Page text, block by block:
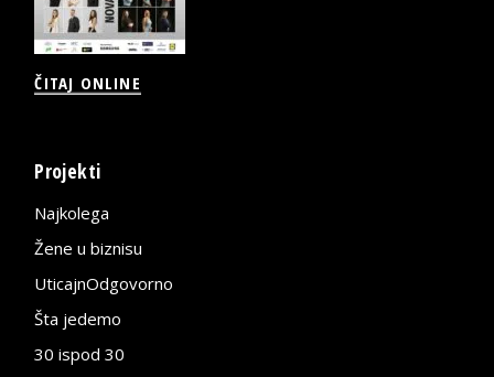
ČITAJ ONLINE
Projekti
Najkolega
Žene u biznisu
UticajnOdgovorno
Šta jedemo
30 ispod 30